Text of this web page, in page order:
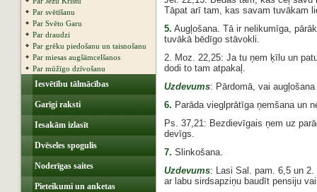
Par svētīšanu
Par Svēto Garu
Par draudzi
Par grēku piedošanu un taisnošanu
Par miesas augšāmcelšanos
Par mūžīgo dzīvošanu
Iesvētību tālmācības
Garīgi raksti
Iesakām izlasīt
Dvēseles spogulis
Noderīgas saites
Pieteikumi un anketas
Tāpat arī tam, kas savam tuvākam
5. Augļošana. Tā ir nelikumīga,
tuvākā bēdīgo stāvokli.
2. Moz. 22,25: Ja tu ņem ķīlu un
dodi to tam atpakaļ.
Uzdevums: Pārdomā, vai
6. Parāda vieglprātīga ņemšana un
Ps. 37,21: Bezdievīgais ņem uz
devīgs.
7. Slinkošana.
Uzdevums: Lasi Sal. pam. 6,5 un
ar labu sirdsapziņu baudīt pensiju